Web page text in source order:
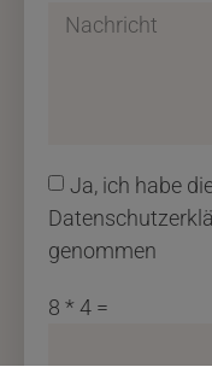
Ja, ich habe
genommen
8 * 4 =